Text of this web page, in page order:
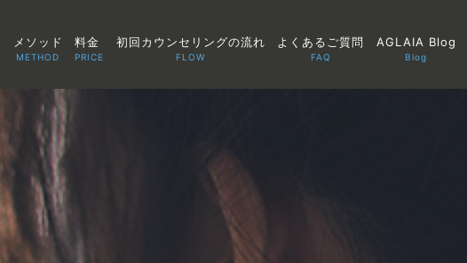
メソッド
METHOD
料金
PRICE
初回カウンセリングの流れ
FLOW
よくあるご質問
FAQ
AGLAIA Blog
Blog